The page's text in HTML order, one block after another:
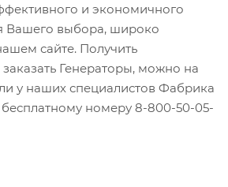
и экономичного
Вашего выбора, широко
сайте. Получить
Генераторы, можно на
у наших специалистов Фабрика
номеру 8-800-50-05-